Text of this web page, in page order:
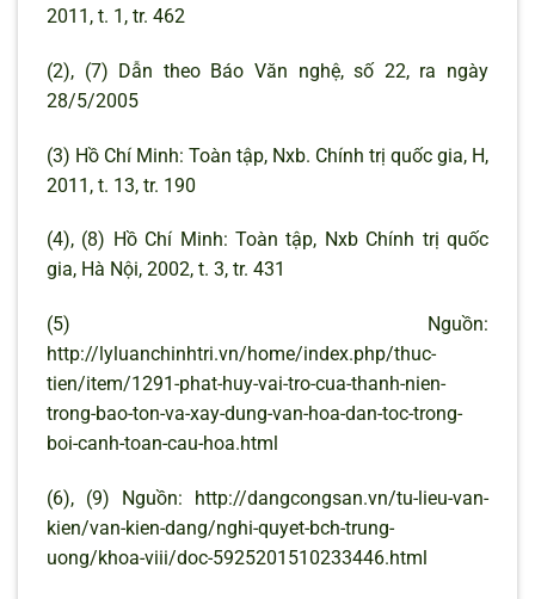
2011, t. 1, tr. 462
(2), (7) Dẫn theo Báo Văn nghệ, số 22, ra ngày
28/5/2005
(3) Hồ Chí Minh: Toàn tập, Nxb. Chính trị quốc gia, H,
2011, t. 13, tr. 190
(4), (8) Hồ Chí Minh: Toàn tập, Nxb Chính trị quốc
gia, Hà Nội, 2002, t. 3, tr. 431
(5) Nguồn:
http://lyluanchinhtri.vn/home/index.php/thuc-
tien/item/1291-phat-huy-vai-tro-cua-thanh-nien-
trong-bao-ton-va-xay-dung-van-hoa-dan-toc-trong-
boi-canh-toan-cau-hoa.html
(6), (9) Nguồn: http://dangcongsan.vn/tu-lieu-van-
kien/van-kien-dang/nghi-quyet-bch-trung-
uong/khoa-viii/doc-5925201510233446.html